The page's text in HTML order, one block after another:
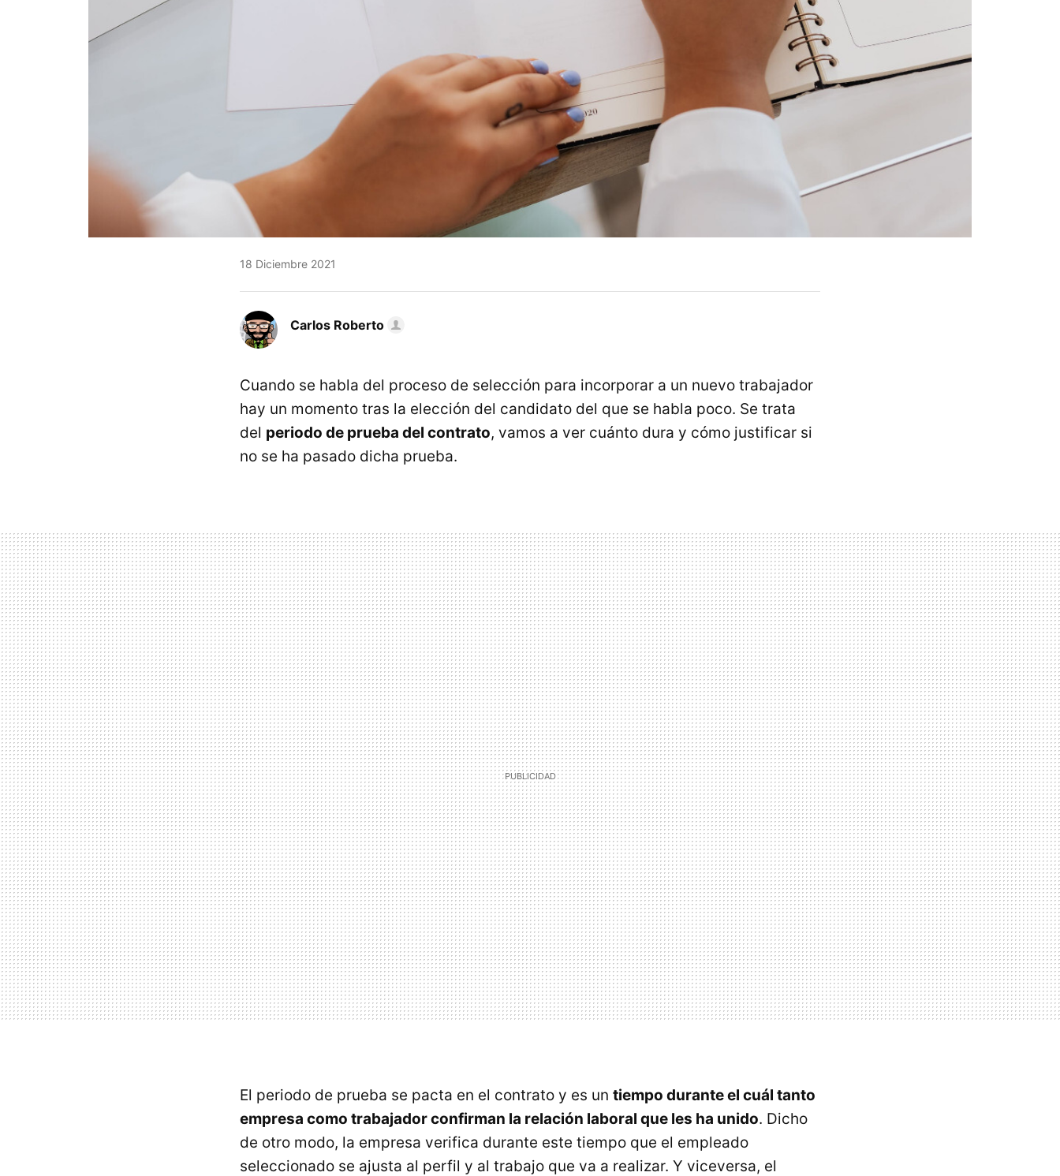
18 Diciembre 2021
Carlos Roberto
Cuando se habla del proceso de selección para incorporar a un nuevo trabajador
hay un momento tras la elección del candidato del que se habla poco. Se trata
del periodo de prueba del contrato, vamos a ver cuánto dura y cómo justificar si
no se ha pasado dicha prueba.
El periodo de prueba se pacta en el contrato y es un tiempo durante el cuál tanto
empresa como trabajador confirman la relación laboral que les ha unido. Dicho
de otro modo, la empresa verifica durante este tiempo que el empleado
seleccionado se ajusta al perfil y al trabajo que va a realizar. Y viceversa, el